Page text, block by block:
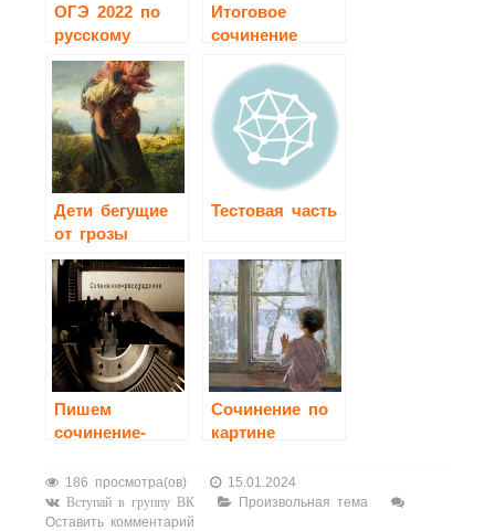
ОГЭ 2022 по
русскому
языку
Итоговое
сочинение
Дети бегущие
от грозы
сочинение 3
класс
Тестовая часть
Пишем
сочинение-
Сочинение по
картине
пришла.
Детство» 2
186 просмотра(ов) 15.01.2024
Вступай в группу ВК
Произвольная тема
Оставить комментарий